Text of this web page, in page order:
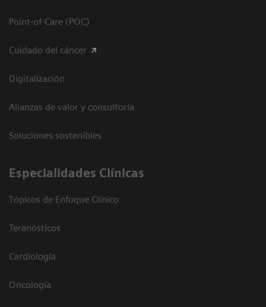
Point-of-Care (POC)
Cuidado del cáncer
Digitalización
Alianzas de valor y consultoría
Soluciones sostenibles
Especialidades Clínicas
Tópicos de Enfoque Clínico
Teranósticos
Cardiología
Oncología